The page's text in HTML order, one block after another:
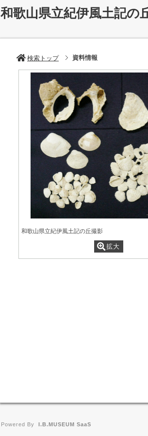
和歌山県立紀伊風土記
検索トップ 資料情報
和歌山県立紀伊風土記の丘撮影
拡大
Powered By
I.B.MUSEUM SaaS